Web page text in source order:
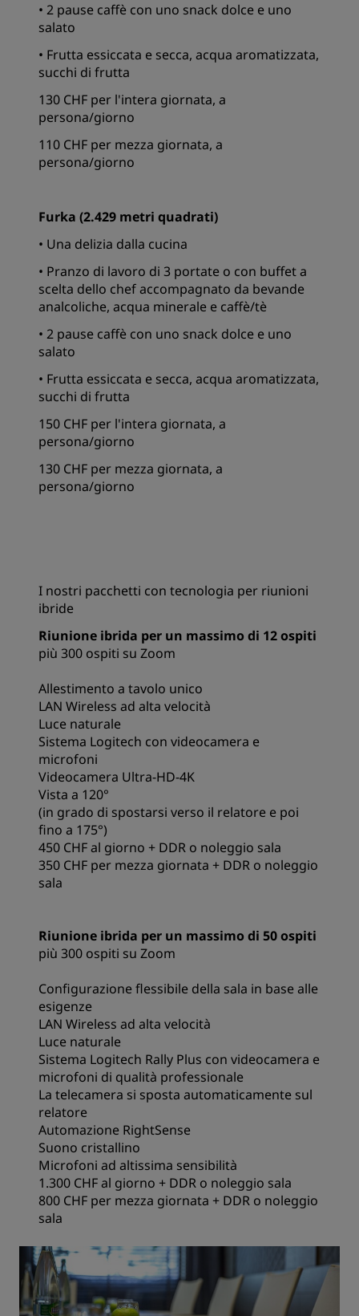
• 2 pause caffè con uno snack dolce e uno
salato
• Frutta essiccata e secca, acqua aromatizzata,
succhi di frutta
130 CHF per l'intera giornata, a
persona/giorno
110 CHF per mezza giornata, a
persona/giorno
Furka (2.429 metri quadrati)
• Una delizia dalla cucina
• Pranzo di lavoro di 3 portate o con buffet a
scelta dello chef accompagnato da bevande
analcoliche, acqua minerale e caffè/tè
• 2 pause caffè con uno snack dolce e uno
salato
• Frutta essiccata e secca, acqua aromatizzata,
succhi di frutta
150 CHF per l'intera giornata, a
persona/giorno
130 CHF per mezza giornata, a
persona/giorno
I nostri pacchetti con tecnologia per riunioni
ibride
Riunione ibrida per un massimo di 12 ospiti
più 300 ospiti su Zoom
Allestimento a tavolo unico
LAN Wireless ad alta velocità
Luce naturale
Sistema Logitech con videocamera e
microfoni
Videocamera Ultra-HD-4K
Vista a 120°
(in grado di spostarsi verso il relatore e poi
fino a 175°)
450 CHF al giorno + DDR o noleggio sala
350 CHF per mezza giornata + DDR o noleggio
sala
Riunione ibrida per un massimo di 50 ospiti
più 300 ospiti su Zoom
Configurazione flessibile della sala in base alle
esigenze
LAN Wireless ad alta velocità
Luce naturale
Sistema Logitech Rally Plus con videocamera e
microfoni di qualità professionale
La telecamera si sposta automaticamente sul
relatore
Automazione RightSense
Suono cristallino
Microfoni ad altissima sensibilità
1.300 CHF al giorno + DDR o noleggio sala
800 CHF per mezza giornata + DDR o noleggio
sala